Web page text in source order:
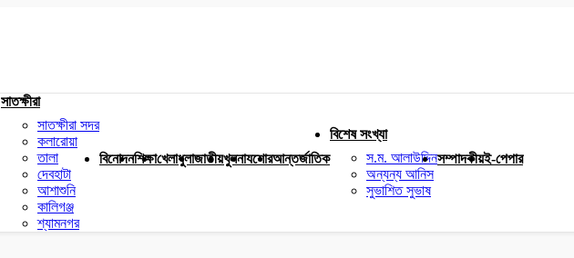
সাতক্ষীরা
সাতক্ষীরা সদর
কলারোয়া
তালা
দেবহাটা
আশাশুনি
কালিগঞ্জ
শ্যামনগর
বিনোদনশিক্ষাখেলাধুলাজাতীয়খুলনাযশোরআন্তর্জাতিক
বিশেষ সংখ্যা
স.ম. আলাউদ্দিন
অন্যন্য আনিস
সুভাশিত সুভাষ
সম্পাদকীয়ই-পেপার